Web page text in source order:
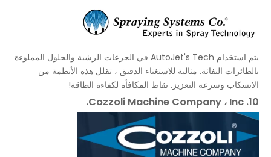
يتم استخدام AutoJet's Tech في الجرعات الرشية والحلول المملوءة
بالطائرات النفاثة. مثالية للاستغناء الدقيق ، تقلل هذه الأنظمة من
الانسكاب وسرعة التعزيز. نقاط المكافأة لكفاءة الطاقة!
10. Cozzoli Machine Company ، Inc.